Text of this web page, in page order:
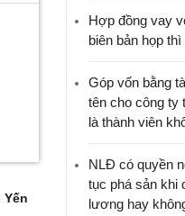
Yến
Hợp đồng vay
biên bản họp
Góp vốn bằng
tên cho công ty
là thành viên
NLĐ có quyền
tục phá sản khi
lương hay